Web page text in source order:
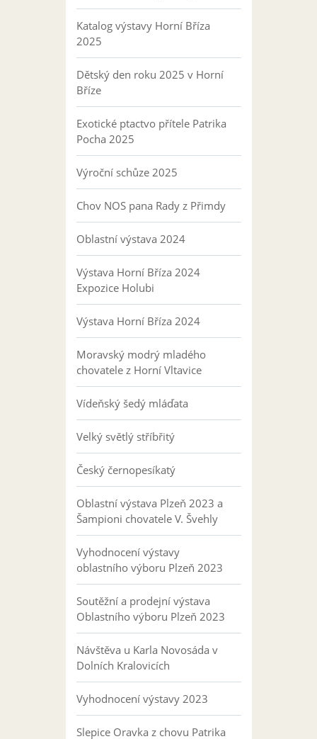
Katalog výstavy Horní Bříza
2025
Dětský den roku 2025 v Horní
Bříze
Exotické ptactvo přítele Patrika
Pocha 2025
Výroční schůze 2025
Chov NOS pana Rady z Přimdy
Oblastní výstava 2024
Výstava Horní Bříza 2024
Expozice Holubi
Výstava Horní Bříza 2024
Moravský modrý mladého
chovatele z Horní Vltavice
Vídeňský šedý mláďata
Velký světlý stříbřitý
Český černopesíkatý
Oblastní výstava Plzeň 2023 a
Šampioni chovatele V. Švehly
Vyhodnocení výstavy
oblastního výboru Plzeň 2023
Soutěžní a prodejní výstava
Oblastního výboru Plzeň 2023
Návštěva u Karla Novosáda v
Dolních Kralovicích
Vyhodnocení výstavy 2023
Slepice Oravka z chovu Patrika